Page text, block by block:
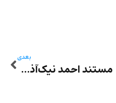
بعدی
مستند احمد نیک‌آذر درباره سیمین بهبهانی، غزل‌بانوی ایران